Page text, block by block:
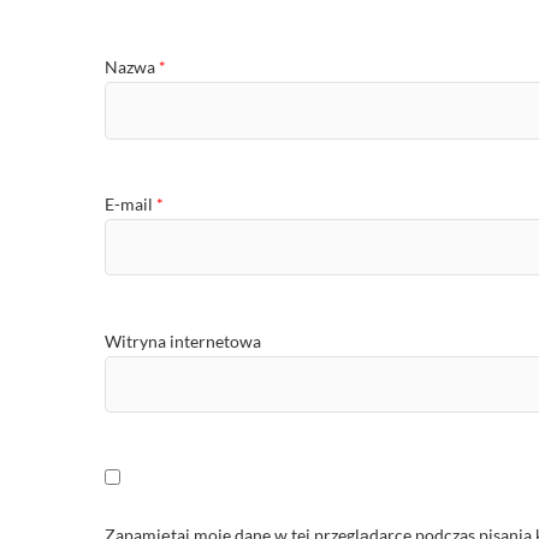
Nazwa *
E-mail *
Witryna internetowa